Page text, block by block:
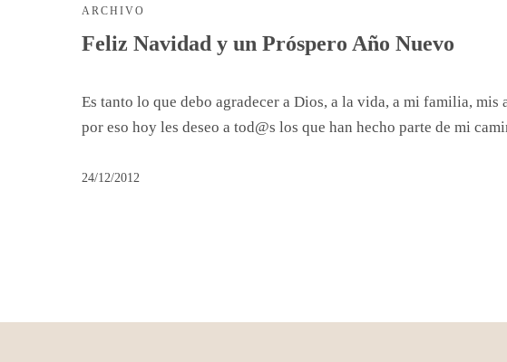
ARCHIVO
Feliz Navidad y un Próspero Año Nuevo
Es tanto lo que debo agradecer a Dios, a la vida, a mi familia,
por eso hoy les deseo a tod@s los que han hecho parte de mi
24/12/2012